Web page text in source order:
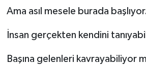
Ama asıl mesele burada
İnsan gerçekten kendini
Başına gelenleri kavrayabiliyor